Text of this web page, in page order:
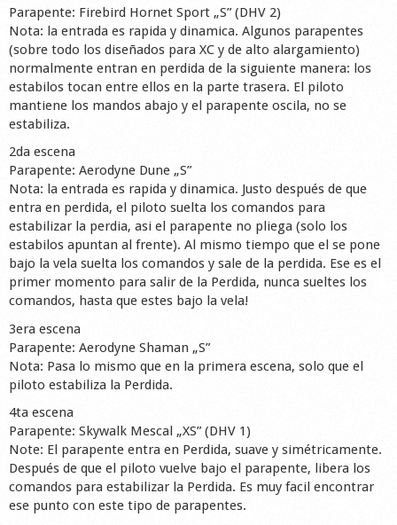
Parapente: Firebird Hornet Sport „S” (DHV 2)
Nota: la entrada es rapida y dinamica. Algunos parapentes
(sobre todo los diseñados para XC y de alto alargamiento)
normalmente entran en perdida de la siguiente manera: los
estabilos tocan entre ellos en la parte trasera. El piloto
mantiene los mandos abajo y el parapente oscila, no se
estabiliza.
2da escena
Parapente: Aerodyne Dune „S”
Nota: la entrada es rapida y dinamica. Justo después de que
entra en perdida, el piloto suelta los comandos para
estabilizar la perdia, asi el parapente no pliega (solo los
estabilos apuntan al frente). Al mismo tiempo que el se pone
bajo la vela suelta los comandos y sale de la perdida. Ese es el
primer momento para salir de la Perdida, nunca sueltes los
comandos, hasta que estes bajo la vela!
3era escena
Parapente: Aerodyne Shaman „S”
Nota: Pasa lo mismo que en la primera escena, solo que el
piloto estabiliza la Perdida.
4ta escena
Parapente: Skywalk Mescal „XS” (DHV 1)
Note: El parapente entra en Perdida, suave y simétricamente.
Después de que el piloto vuelve bajo el parapente, libera los
comandos para estabilizar la Perdida. Es muy facil encontrar
ese punto con este tipo de parapentes.